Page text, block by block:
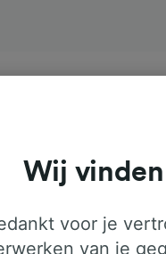
Wij
voor je
van je